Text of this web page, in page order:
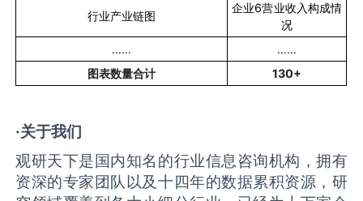
行业产业链图
企业6营业收入构成情
况
……
……
图表数量合计
130+
·关于我们
观研天下是国内知名的行业信息咨询机构，拥有
资深的专家团队以及十四年的数据累积资源，研